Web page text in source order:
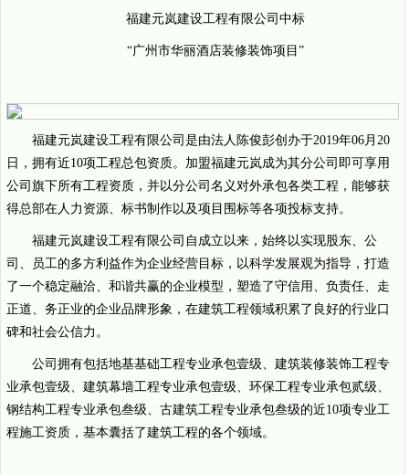
福建元岚建设工程有限公司中标
“广州市华丽酒店装修装饰项目”
福建元岚建设工程有限公司是由法人陈俊彭创办于2019年06月20
日，拥有近10项工程总包资质。加盟福建元岚成为其分公司即可享用
公司旗下所有工程资质，并以分公司名义对外承包各类工程，能够获
得总部在人力资源、标书制作以及项目围标等各项投标支持。
福建元岚建设工程有限公司自成立以来，始终以实现股东、公
司、员工的多方利益作为企业经营目标，以科学发展观为指导，打造
了一个稳定融洽、和谐共赢的企业模型，塑造了守信用、负责任、走
正道、务正业的企业品牌形象，在建筑工程领域积累了良好的行业口
碑和社会公信力。
公司拥有包括地基基础工程专业承包壹级、建筑装修装饰工程专
业承包壹级、建筑幕墙工程专业承包壹级、环保工程专业承包贰级、
钢结构工程专业承包叁级、古建筑工程专业承包叁级的近10项专业工
程施工资质，基本囊括了建筑工程的各个领域。